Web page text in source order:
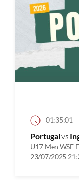
01:35:01
Portugalvs
U17 Men WSE
23/07/2025